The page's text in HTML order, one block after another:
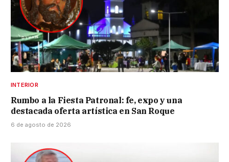
INTERIOR
Rumbo a la Fiesta Patronal: fe, expo y una
destacada oferta artística en San Roque
6 de agosto de 2026